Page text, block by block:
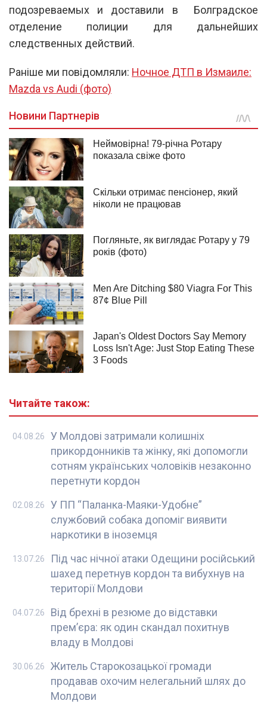
подозреваемых и доставили в Болградское
отделение полиции для дальнейших
следственных действий.
Раніше ми повідомляли: Ночное ДТП в Измаиле:
Mazda vs Audi (фото)
Читайте також:
У Молдові затримали колишніх
прикордонників та жінку, які допомогли
сотням українських чоловіків незаконно
перетнути кордон
04.08.26
У ПП “Паланка-Маяки-Удобне”
службовий собака допоміг виявити
наркотики в іноземця
02.08.26
Під час нічної атаки Одещини російський
шахед перетнув кордон та вибухнув на
території Молдови
13.07.26
Від брехні в резюме до відставки
прем’єра: як один скандал похитнув
владу в Молдові
04.07.26
Житель Старокозацької громади
продавав охочим нелегальний шлях до
Молдови
30.06.26